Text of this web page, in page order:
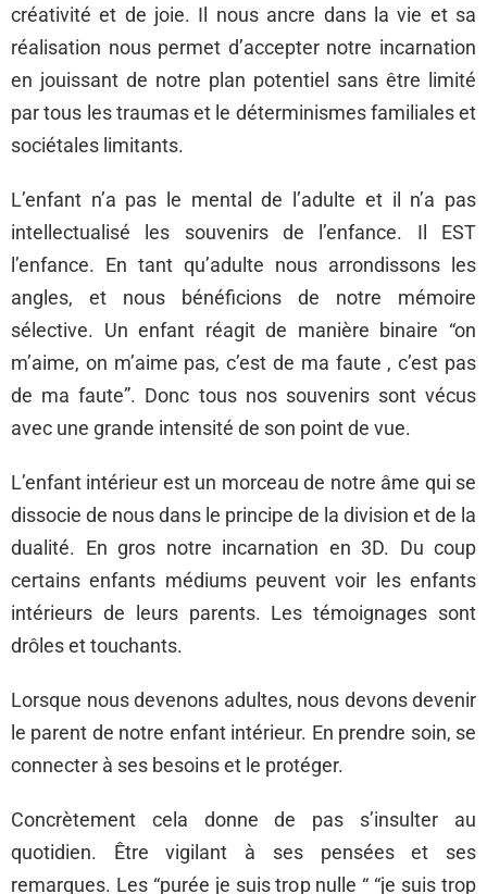
créativité et de joie. Il nous ancre dans la vie et sa
réalisation nous permet d’accepter notre incarnation
en jouissant de notre plan potentiel sans être limité
par tous les traumas et le déterminismes familiales et
sociétales limitants.
L’enfant n’a pas le mental de l’adulte et il n’a pas
intellectualisé les souvenirs de l’enfance. Il EST
l’enfance. En tant qu’adulte nous arrondissons les
angles, et nous bénéficions de notre mémoire
sélective. Un enfant réagit de manière binaire “on
m’aime, on m’aime pas, c’est de ma faute , c’est pas
de ma faute”. Donc tous nos souvenirs sont vécus
avec une grande intensité de son point de vue.
L’enfant intérieur est un morceau de notre âme qui se
dissocie de nous dans le principe de la division et de la
dualité. En gros notre incarnation en 3D. Du coup
certains enfants médiums peuvent voir les enfants
intérieurs de leurs parents. Les témoignages sont
drôles et touchants.
Lorsque nous devenons adultes, nous devons devenir
le parent de notre enfant intérieur. En prendre soin, se
connecter à ses besoins et le protéger.
Concrètement cela donne de pas s’insulter au
quotidien. Être vigilant à ses pensées et ses
remarques. Les “purée je suis trop nulle “ “je suis trop